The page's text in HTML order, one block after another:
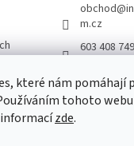
které nám pomáhají
tohoto
informacízde.
obchod@
m.cz
603 408 749